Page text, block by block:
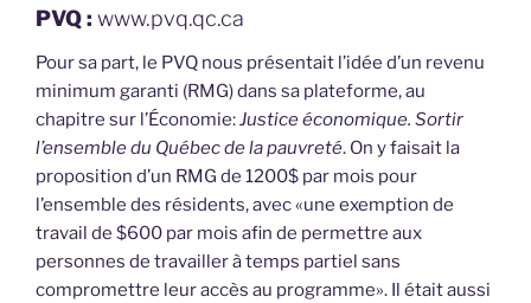
PVQ : www.pvq.qc.ca
Pour sa part, le PVQ nous présentait l’idée d’un revenu
minimum garanti (RMG) dans sa plateforme, au
chapitre sur l’Économie:Justice économique. Sortir
l’ensemble du Québec de la pauvreté. On y faisait la
proposition d’un RMG de 1200$ par mois pour
l’ensemble des résidents, avec «une exemption de
travail de $600 par mois afin de permettre aux
personnes de travailler à temps partiel sans
compromettre leur accès au programme». Il était aussi